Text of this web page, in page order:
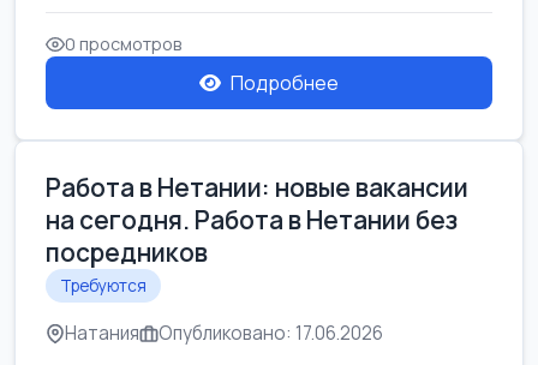
0 просмотров
Подробнее
Работа в Нетании: новые вакансии
на сегодня. Работа в Нетании без
посредников
Требуются
Натания Опубликовано: 17.06.2026